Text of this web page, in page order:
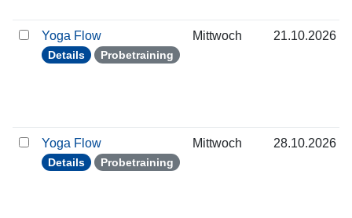
Yoga Flow
Details Probetraining
Mittwoch 21.10.2026
Yoga Flow
Details Probetraining
Mittwoch 28.10.2026